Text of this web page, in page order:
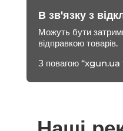
В зв'язку з
Можуть бути
відправкою товарів.
З повагою “xgun.ua